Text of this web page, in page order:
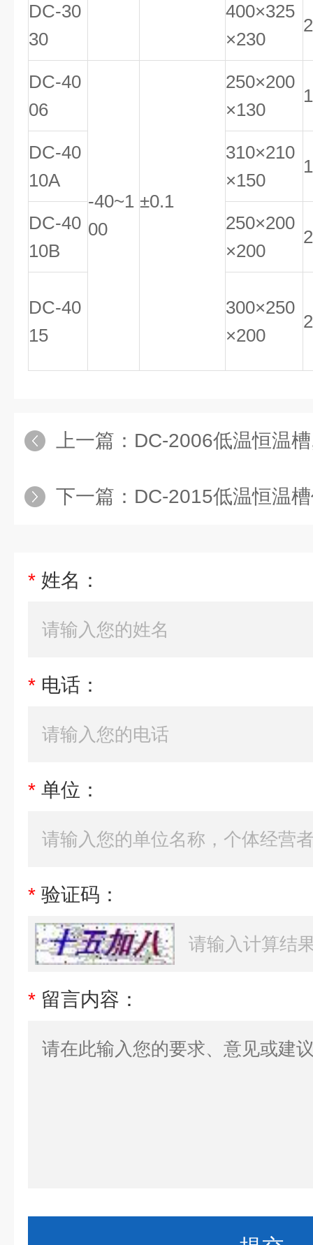
DC-30
30
400×325
×230
DC-40
06
-40~1
00
±0.1
250×200
×130
DC-40
10A
310×210
×150
DC-40
10B
250×200
×200
DC-40
15
300×250
×200
上一篇： DC-2006低温恒温槽,低
下一篇： DC-2015低温恒温槽价格,
* 姓名：
* 电话：
* 单位：
* 验证码：
* 留言内容：